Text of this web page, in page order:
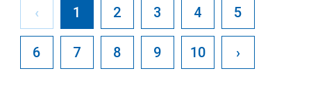
‹ 1 2 3 4 5
6 7 8 9 10 ›